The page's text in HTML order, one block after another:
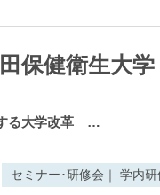
保健衛生大
る大学改革 …
セミナー･研修会｜ 学内研